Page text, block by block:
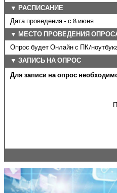
▼ РАСПИСАНИЕ
Дата проведения - с 8 июня
▼ МЕСТО ПРОВЕДЕНИЯ
Опрос будет Онлайн с ПК/
▼ ЗАПИСЬ НА ОПРОС
Для записи на опрос